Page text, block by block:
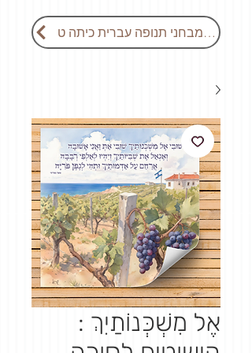
חזרה למבחני תנופה עברית כיתה ט
אֶל מִשְׁכְּנוֹתַיִךְ :